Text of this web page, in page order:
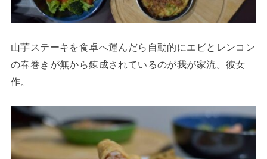
山芋ステーキを食卓へ運んだら自動的にエビとレンコン
の春巻きが無から錬成されているのが我が家流。彼女
作。